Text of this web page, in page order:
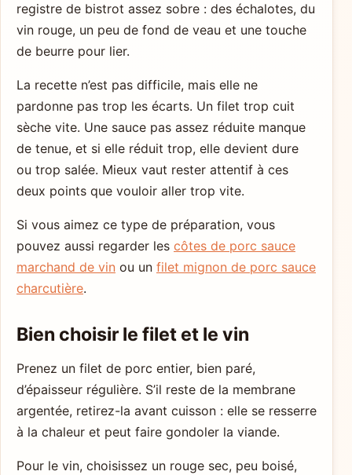
registre de bistrot assez sobre : des échalotes, du
vin rouge, un peu de fond de veau et une touche
de beurre pour lier.
La recette n’est pas difficile, mais elle ne
pardonne pas trop les écarts. Un filet trop cuit
sèche vite. Une sauce pas assez réduite manque
de tenue, et si elle réduit trop, elle devient dure
ou trop salée. Mieux vaut rester attentif à ces
deux points que vouloir aller trop vite.
Si vous aimez ce type de préparation, vous
pouvez aussi regarder les côtes de porc sauce
marchand de vin ou un filet mignon de porc sauce
charcutière.
Bien choisir le filet et le vin
Prenez un filet de porc entier, bien paré,
d’épaisseur régulière. S’il reste de la membrane
argentée, retirez-la avant cuisson : elle se resserre
à la chaleur et peut faire gondoler la viande.
Pour le vin, choisissez un rouge sec, peu boisé,